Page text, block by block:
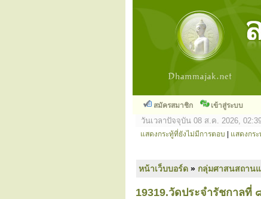
สมัครสมาชิก เข้าสู่ระบบ
วันเวลาปัจจุบัน 08 ส.ค. 2026,
แสดงกระทู้ที่ยังไม่มีการตอบ แสดงกร
หน้าเว็บบอร์ด » กลุ่มศาสนสถาน
19319.วัดประจำรัชกาลที่